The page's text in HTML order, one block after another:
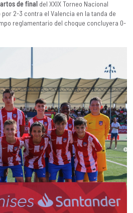
de final del XXIX Torneo Nacional
por 2-3 contra el Valencia en la tanda de
reglamentario del choque concluyera 0-